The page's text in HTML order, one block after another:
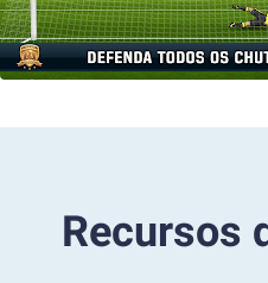
Recursos